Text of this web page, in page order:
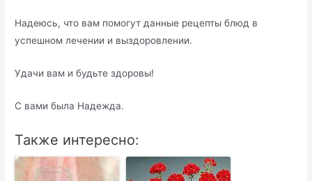
Надеюсь, что вам помогут данные рецепты блюд в
успешном лечении и выздоровлении.
Удачи вам и будьте здоровы!
С вами была Надежда.
Также интересно: